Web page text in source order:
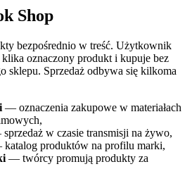
Shop
bezpośrednio w treść. Użytkownik
oznaczony produkt i kupuje bez
sklepu. Sprzedaż odbywa się kilkoma
— oznaczenia zakupowe w materiałach
w czasie transmisji na żywo,
produktów na profilu marki,
— twórcy promują produkty za